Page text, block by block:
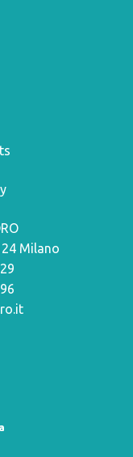
Milano